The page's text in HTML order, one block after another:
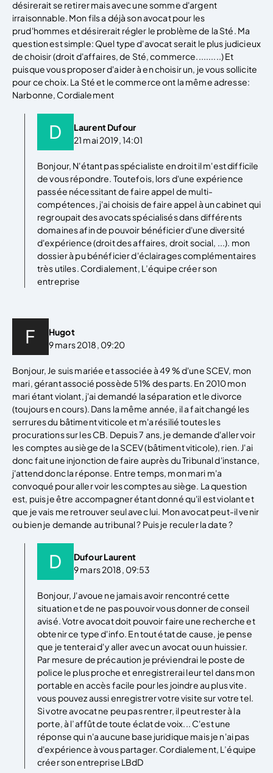
désirerait se retirer mais avec une somme d'argent
irraisonnable. Mon fils a déjà son avocat pour les
prud'hommes et désirerait régler le problème de la Sté. Ma
question est simple: Quel type d'avocat serait le plus judicieux
de choisir (droit d'affaires, de Sté, commerce..........) Et
puisque vous proposer d'aider à en choisir un, je vous sollicite
pour ce choix. La Sté et le commerce ont la même adresse:
Narbonne, Cordialement
Laurent Dufour
21 mai 2019, 14:01
Bonjour, N'étant pas spécialiste en droit il m'est difficile
de vous répondre. Toutefois, lors d'une expérience
passée nécessitant de faire appel de multi-
compétences, j'ai choisis de faire appel à un cabinet qui
regroupait des avocats spécialisés dans différents
domaines afin de pouvoir bénéficier d'une diversité
d'expérience (droit des affaires, droit social, ...). mon
dossier à pu bénéficier d'éclairages complémentaires
très utiles. Cordialement, L’équipe créer son
entreprise
Hugot
9 mars 2018, 09:20
Bonjour, Je suis mariée et associée à 49 % d'une SCEV, mon
mari, gérant associé possède 51% des parts. En 2010 mon
mari étant violant, j'ai demandé la séparation et le divorce
(toujours en cours). Dans la même année, il a fait changé les
serrures du bâtiment viticole et m'a résilié toutes les
procurations sur les CB. Depuis 7 ans, je demande d'aller voir
les comptes au siège de la SCEV (bâtiment viticole), rien. J'ai
donc fait une injonction de faire auprès du Tribunal d'instance,
j'attend donc la réponse. Entre temps, mon mari m'a
convoqué pour aller voir les comptes au siège. La question
est, puis je être accompagner étant donné qu'il est violant et
que je vais me retrouver seul avec lui. Mon avocat peut-il venir
ou bien je demande au tribunal ? Puis je reculer la date ?
Dufour Laurent
9 mars 2018, 09:53
Bonjour, J'avoue ne jamais avoir rencontré cette
situation et de ne pas pouvoir vous donner de conseil
avisé. Votre avocat doit pouvoir faire une recherche et
obtenir ce type d'info. En tout état de cause, je pense
que je tenterai d'y aller avec un avocat ou un huissier.
Par mesure de précaution je préviendrai le poste de
police le plus proche et enregistrerai leur tel dans mon
portable en accès facile pour les joindre au plus vite.
vous pouvez aussi enregistrer votre visite sur votre tel.
Si votre avocat ne peu pas rentrer, il peut rester à la
porte, à l’affût de toute éclat de voix... C'est une
réponse qui n'a aucune base juridique mais je n'ai pas
d'expérience à vous partager. Cordialement, L’équipe
créer son entreprise LBdD